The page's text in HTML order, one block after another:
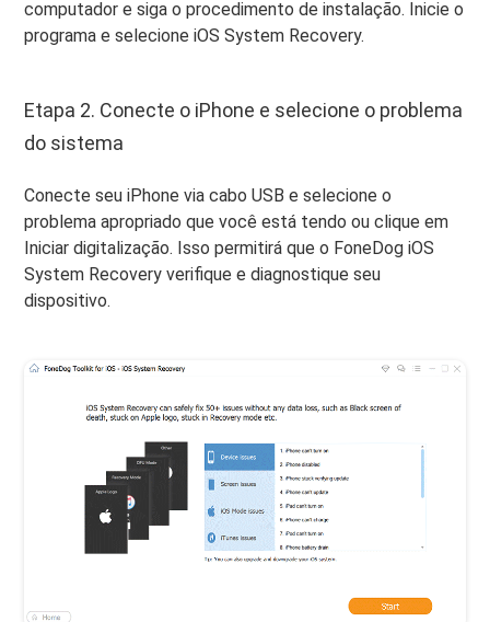
computador e siga o procedimento de instalação. Inicie o
programa e selecione iOS System Recovery.
Etapa 2. Conecte o iPhone e selecione o problema
do sistema
Conecte seu iPhone via cabo USB e selecione o
problema apropriado que você está tendo ou clique em
Iniciar digitalização. Isso permitirá que o FoneDog iOS
System Recovery verifique e diagnostique seu
dispositivo.